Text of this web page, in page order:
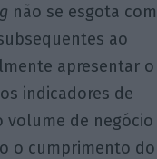
não se esgota com
ao
apresentar o
indicadores de
volume de negócio
o cumprimento do